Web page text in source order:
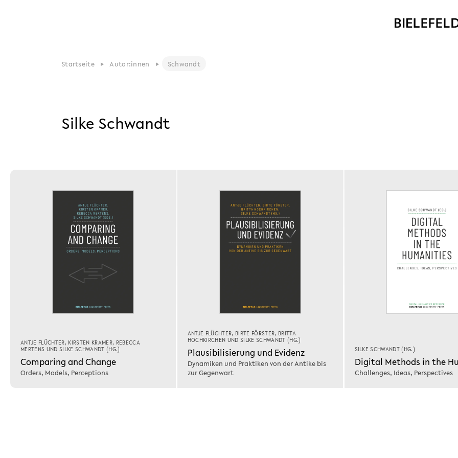
Startseite Autor:innen Schwandt
Silke Schwandt
ANTJE FLÜCHTER, KIRSTEN KRAMER, REBECCA
MERTENS UND SILKE SCHWANDT (HG.)
Comparing and Change
Orders, Models, Perceptions
ANTJE FLÜCHTER, BIRTE FÖRSTER, BRITTA
HOCHKIRCHEN UNDSILKE SCHWANDT (HG.)
Plausibilisierung und Evidenz
Dynamiken und Praktiken von der Antike bis
zur Gegenwart
SILKE SCHWANDT (HG.)
Digital Methods in the
Challenges, Ideas, Perspectives